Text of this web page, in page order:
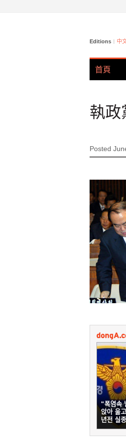
Editions 中
首頁
執政
Posted
“폭염속
앉아 울
년전 실